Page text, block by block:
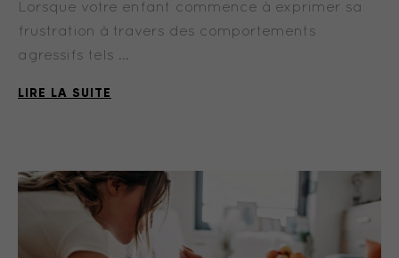
Lorsque votre enfant commence à exprimer sa
frustration à travers des comportements
agressifs tels …
LIRE LA SUITE